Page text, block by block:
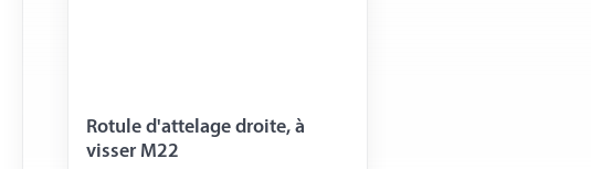
Rotule d'attelage droite, à
visser M22